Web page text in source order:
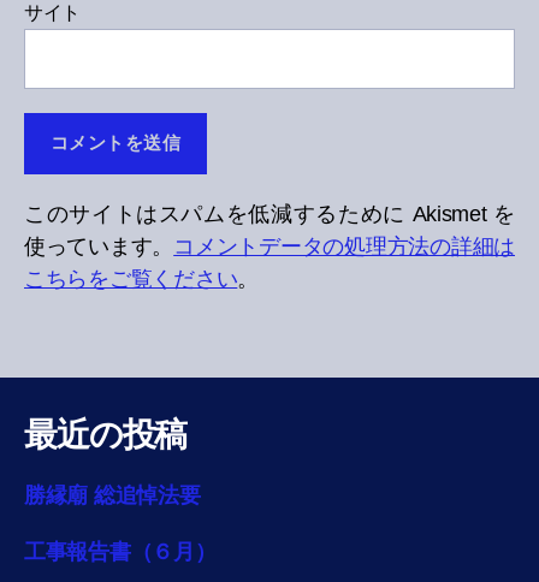
サイト
このサイトはスパムを低減するために Akismet を
使っています。 コメントデータの処理方法の詳細は
こちらをご覧ください。
最近の投稿
勝縁廟 総追悼法要
工事報告書（６月）